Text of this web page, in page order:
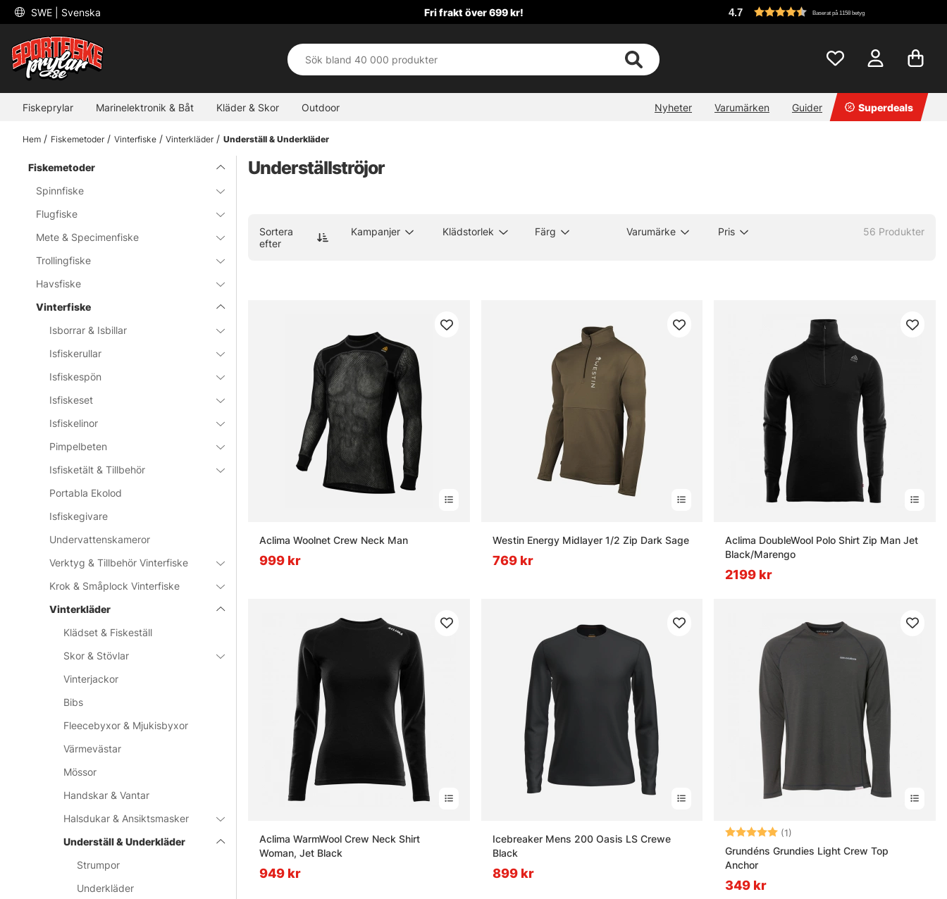
SWE | Svenska Fri frakt över 699 kr! 4.7 Baserat på 1158 betyg
Fiskeprylar Marinelektronik & Båt Kläder & Skor Outdoor Nyheter Varumärken Guider Superdeals
Hem Fiskemetoder Vinterfiske Vinterkläder Underställ & Underkläder
Fiskemetoder
Spinnfiske
Flugfiske
Mete & Specimenfiske
Trollingfiske
Havsfiske
Vinterfiske
Isborrar & Isbillar
Isfiskerullar
Isfiskespön
Isfiskeset
Isfiskelinor
Pimpelbeten
Isfisketält & Tillbehör
Portabla Ekolod
Isfiskegivare
Undervattenskameror
Verktyg & Tillbehör Vinterfiske
Krok & Småplock Vinterfiske
Vinterkläder
Klädset & Fiskeställ
Skor & Stövlar
Vinterjackor
Bibs
Fleecebyxor & Mjukisbyxor
Värmevästar
Mössor
Handskar & Vantar
Halsdukar & Ansiktsmasker
Underställ & Underkläder
Strumpor
Underkläder
Underställströjor
Sortera
efter
Kampanjer Klädstorlek Färg Varumärke Pris 56 Produkter
Aclima Woolnet Crew Neck Man
999 kr
Westin Energy Midlayer 1/2 Zip Dark Sage
769 kr
Aclima DoubleWool Polo Shirt Zip Man Jet
Black/Marengo
2199 kr
Aclima WarmWool Crew Neck Shirt
Woman, Jet Black
949 kr
Icebreaker Mens 200 Oasis LS Crewe
Black
899 kr
Betyg: (1)
Grundéns Grundies Light Crew Top
Anchor
349 kr